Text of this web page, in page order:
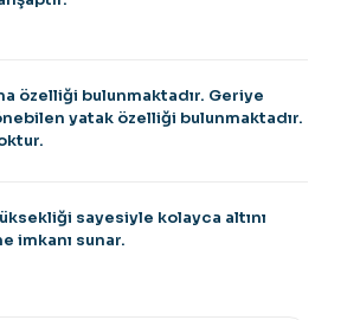
özelliği bulunmaktadır. Geriye
yatak özelliği bulunmaktadır.
sayesiyle kolayca altını
imkanı sunar.